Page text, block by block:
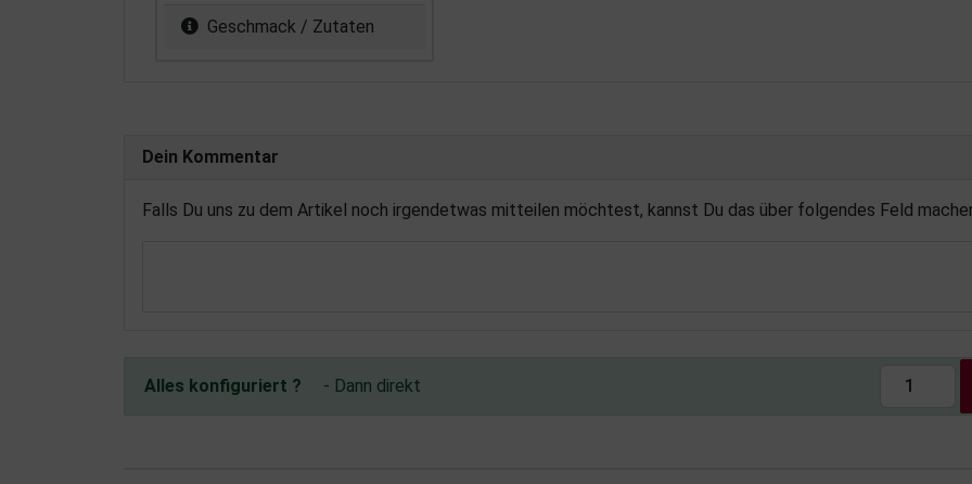
Geschmack / Zutaten
Dein Kommentar
Falls Du uns zu dem Artikel noch irgendetwas mitteilen möchtest, kannst Du das über folgendes Feld
Alles konfiguriert ? - Dann direkt